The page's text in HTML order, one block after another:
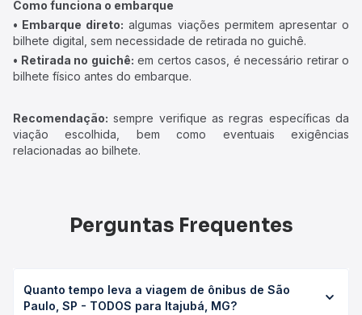
Como funciona o embarque
• Embarque direto: algumas viações permitem apresentar o
bilhete digital, sem necessidade de retirada no guichê.
• Retirada no guichê: em certos casos, é necessário retirar o
bilhete físico antes do embarque.
Recomendação: sempre verifique as regras específicas da
viação escolhida, bem como eventuais exigências
relacionadas ao bilhete.
Perguntas Frequentes
Quanto tempo leva a viagem de ônibus de São
Paulo, SP - TODOS para Itajubá, MG?